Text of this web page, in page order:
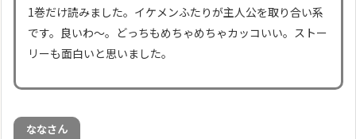
1巻だけ読みました。イケメンふたりが主人公を取り合い系
です。良いわ〜。どっちもめちゃめちゃカッコいい。ストー
リーも面白いと思いました。
ななさん